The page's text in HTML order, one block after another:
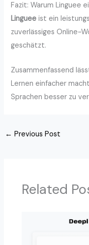
Fazit: Warum Linguee
Linguee ist ein
zuverlässiges Online-
geschätzt.
Zusammenfassend
Lernen einfacher
Sprachen besser zu
← Previous Post
Related